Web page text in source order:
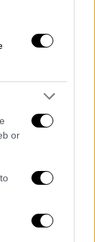
or
ανάγκη
και στις
επιλογές
χωρίς
να χάνεις